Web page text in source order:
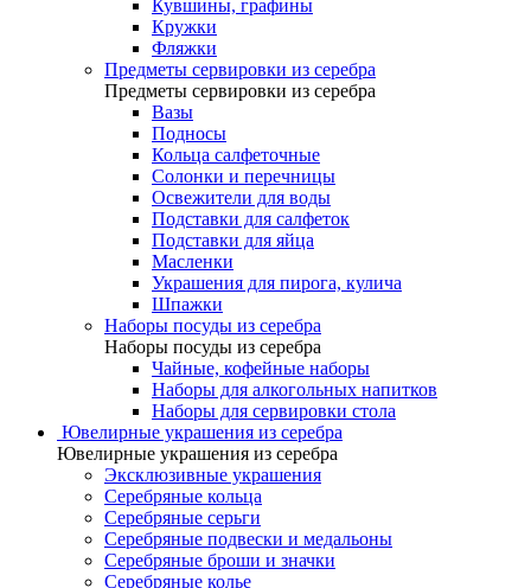
Кувшины, графины
Кружки
Фляжки
Предметы сервировки из серебра
Предметы сервировки из серебра
Вазы
Подносы
Кольца салфеточные
Солонки и перечницы
Освежители для воды
Подставки для салфеток
Подставки для яйца
Масленки
Украшения для пирога, кулича
Шпажки
Наборы посуды из серебра
Наборы посуды из серебра
Чайные, кофейные наборы
Наборы для алкогольных напитков
Наборы для сервировки стола
Ювелирные украшения из серебра
Ювелирные украшения из серебра
Эксклюзивные украшения
Серебряные кольца
Серебряные серьги
Серебряные подвески и медальоны
Серебряные броши и значки
Серебряные колье